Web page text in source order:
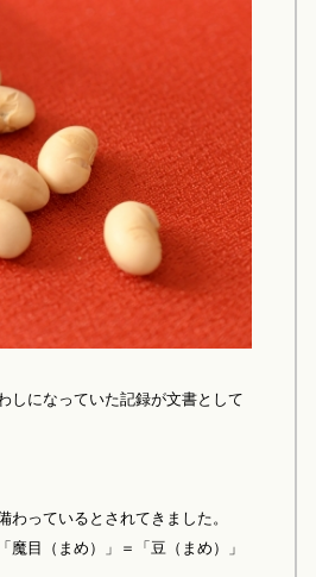
しになっていた記録が文書として
っているとされてきました。
目（まめ）」＝「豆（まめ）」